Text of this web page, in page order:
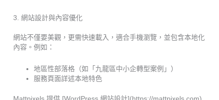
3. 網站設計與內容優化
網站不僅要美觀，更需快速載入，適合手機瀏覽，並包含本地化
內容。例如：
地區性部落格（如「九龍區中小企轉型案例」）
服務頁面詳述本地特色